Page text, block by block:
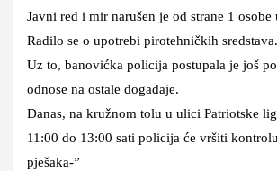
Javni red i mir narušen je od strane 1 osobe
Radilo se o upotrebi pirotehničkih sredstava.
Uz to, banovićka policija postupala je još
odnose na ostale događaje.
Danas, na kružnom tolu u ulici Patriotske
11:00 do 13:00 sati policija će vršiti
pješaka-”